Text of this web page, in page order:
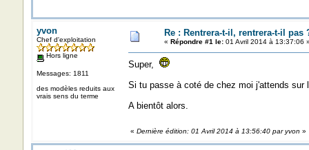
yvon
Chef d'exploitation
Hors ligne
Messages: 1811
des modèles reduits aux
vrais sens du terme
Re : Rentrera-t-il, rentrera-t-il pas
« Répondre #1 le:01 Avril 2014 à 13:37:06
Super,
Si tu passe à coté de chez moi j'attends sur
A bientôt alors.
« Dernière édition: 01 Avril 2014 à 13:56:40 par yvon »